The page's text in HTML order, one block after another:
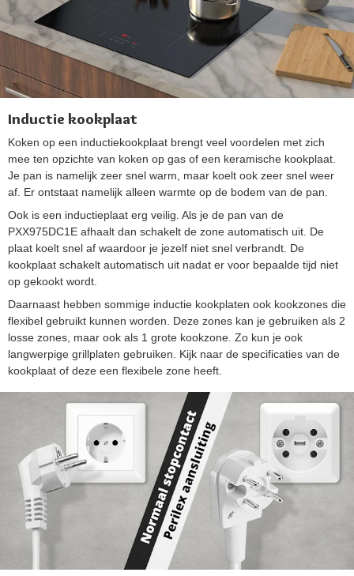
Inductie kookplaat
Koken op een inductiekookplaat brengt veel voordelen met zich
mee ten opzichte van koken op gas of een keramische kookplaat.
Je pan is namelijk zeer snel warm, maar koelt ook zeer snel weer
af. Er ontstaat namelijk alleen warmte op de bodem van de pan.
Ook is een inductieplaat erg veilig. Als je de pan van de
PXX975DC1E afhaalt dan schakelt de zone automatisch uit. De
plaat koelt snel af waardoor je jezelf niet snel verbrandt. De
kookplaat schakelt automatisch uit nadat er voor bepaalde tijd niet
op gekookt wordt.
Daarnaast hebben sommige inductie kookplaten ook kookzones die
flexibel gebruikt kunnen worden. Deze zones kan je gebruiken als 2
losse zones, maar ook als 1 grote kookzone. Zo kun je ook
langwerpige grillplaten gebruiken. Kijk naar de specificaties van de
kookplaat of deze een flexibele zone heeft.